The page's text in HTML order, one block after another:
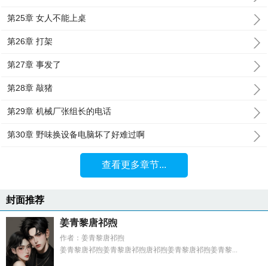
第25章 女人不能上桌
第26章 打架
第27章 事发了
第28章 敲猪
第29章 机械厂张组长的电话
第30章 野味换设备电脑坏了好难过啊
查看更多章节...
封面推荐
姜青黎唐祁煦
作者：姜青黎唐祁煦
姜青黎唐祁煦姜青黎唐祁煦唐祁煦姜青黎唐祁煦姜青黎...